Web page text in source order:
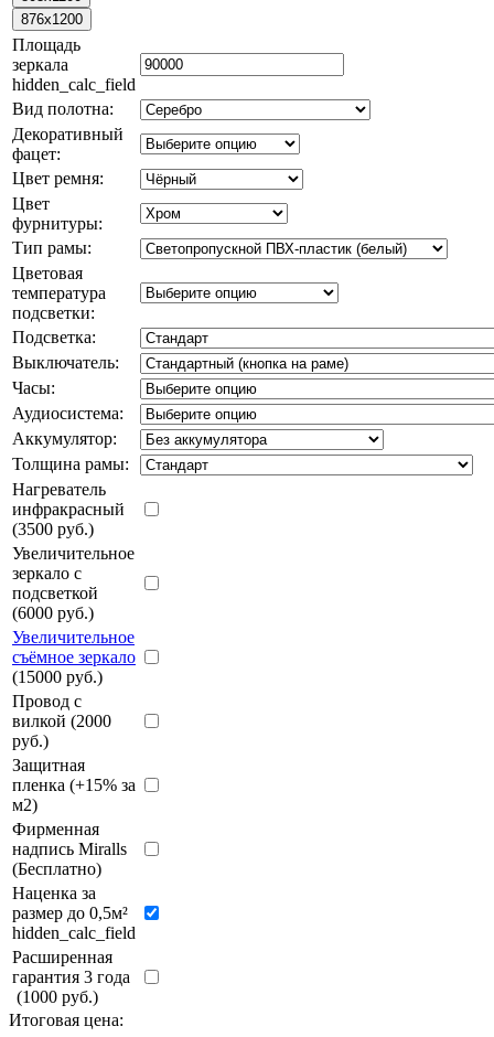
Площадь
зеркала
hidden_calc_field
Вид полотна:
Декоративный
фацет:
Цвет ремня:
Цвет
фурнитуры:
Тип рамы:
Цветовая
температура
подсветки:
Подсветка:
Выключатель:
Часы:
Аудиосистема:
Аккумулятор:
Толщина рамы:
Нагреватель
инфракрасный
(3500 руб.)
Увеличительное
зеркало с
подсветкой
(6000 руб.)
Увеличительное
съёмное зеркало
(15000 руб.)
Провод с
вилкой (2000
руб.)
Защитная
пленка (+15% за
м2)
Фирменная
надпись Miralls
(Бесплатно)
Наценка за
размер до 0,5м²
hidden_calc_field
Расширенная
гарантия 3 года
(1000 руб.)
Итоговая цена: